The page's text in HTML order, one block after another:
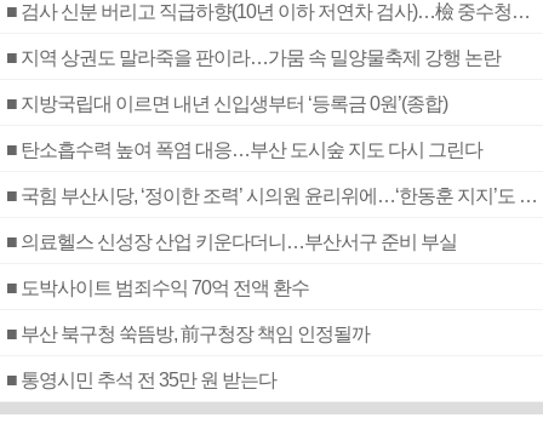
■ 검사 신분 버리고 직급하향(10년 이하 저연차 검사)…檢 중수청행 기피
■ 지역 상권도 말라죽을 판이라…가뭄 속 밀양물축제 강행 논란
■ 지방국립대 이르면 내년 신입생부터 ‘등록금 0원’(종합)
■ 탄소흡수력 높여 폭염 대응…부산 도시숲 지도 다시 그린다
■ 국힘 부산시당, ‘정이한 조력’ 시의원 윤리위에…‘한동훈 지지’도 신고접수
■ 의료헬스 신성장 산업 키운다더니…부산서구 준비 부실
■ 도박사이트 범죄수익 70억 전액 환수
■ 부산 북구청 쑥뜸방, 前구청장 책임 인정될까
■ 통영시민 추석 전 35만 원 받는다